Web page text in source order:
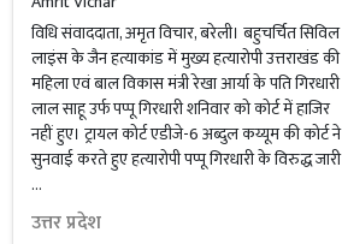
विधि संवाददाता, अमृत विचार, बरेली। बहुचर्चित सिविल
लाइंस के जैन हत्याकांड में मुख्य हत्यारोपी उत्तराखंड की
महिला एवं बाल विकास मंत्री रेखा आर्या के पति गिरधारी
लाल साहू उर्फ पप्पू गिरधारी शनिवार को कोर्ट में हाजिर
नहीं हुए। ट्रायल कोर्ट एडीजे-6 अब्दुल कय्यूम की कोर्ट ने
सुनवाई करते हुए हत्यारोपी पप्पू गिरधारी के विरुद्ध जारी
…
उत्तर प्रदेश